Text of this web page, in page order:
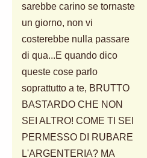
sarebbe carino se tornaste
un giorno, non vi
costerebbe nulla passare
di qua...E quando dico
queste cose parlo
soprattutto a te, BRUTTO
BASTARDO CHE NON
SEI ALTRO! COME TI SEI
PERMESSO DI RUBARE
L'ARGENTERIA? MA